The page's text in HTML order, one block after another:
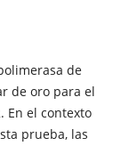
de
de oro para el
En el contexto
prueba, las